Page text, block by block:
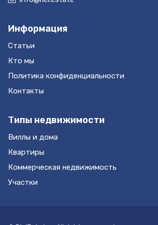
вот лишь некоторые
станет одним из самых удачных и
вложений. Инвестируя в
детей! Купите для себя кусочек этой
удивительной страны, и проведите
лучшие годы Вашей жизни!
Продавец, при личной встрече(!!!)
Недвижимость у моря с грамотной
теперь рассматривают как
с круглогодичной (а не сезонной)
Вкладывать средства в
берегу моря стало как никогда
Привлекательность инвестиции в
стабильностью пассивного дохода,
в строительство жилья,
активов в евровалюте, получением
жительство, скорым вступлением
ЕС, постоянный рост потока
Информация
Статьи
Кто мы
Политика конфиденциальности
Контакты
Типы недвижимости
Виллы и дома
Квартиры
Коммерческая недвижимость
Участки